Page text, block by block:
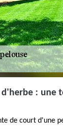
: une
de court d'une